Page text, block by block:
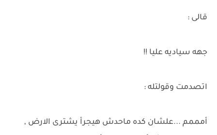
قالى :
جهه سياديه عليا !!
اتصدمت وقولتله :
أمممم ...علشان كده ماحدش هيجرأ يشترى الارض ,